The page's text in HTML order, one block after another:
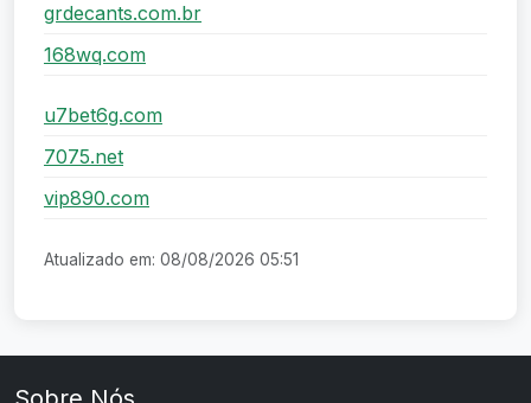
grdecants.com.br
168wq.com
u7bet6g.com
7075.net
vip890.com
Atualizado em: 08/08/2026 05:51